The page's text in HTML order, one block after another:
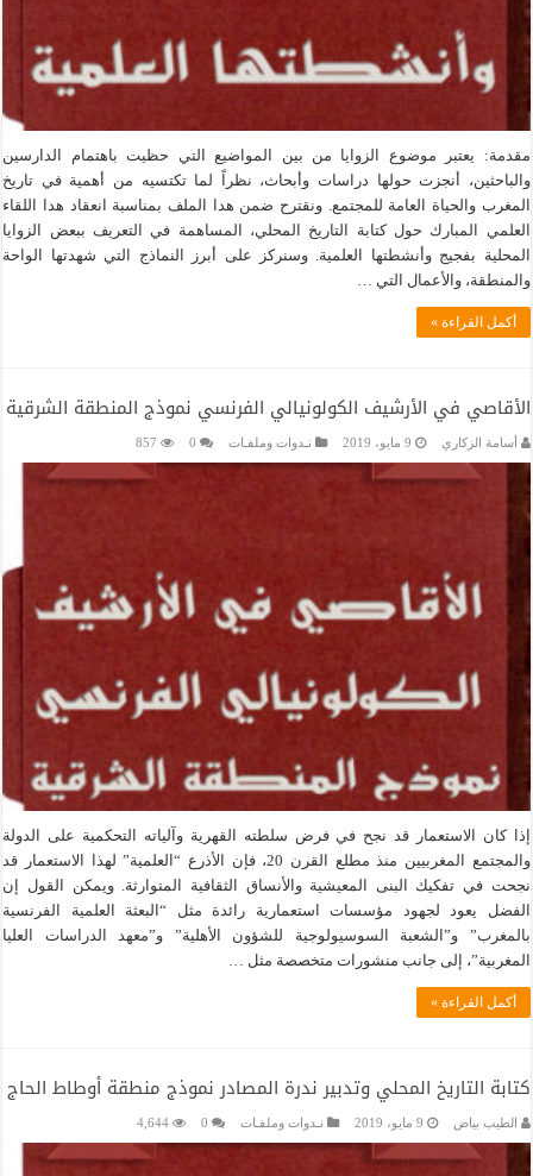
مقدمة: يعتبر موضوع الزوايا من بين المواضيع التي حظيت باهتمام الدارسين
والباحثين، أنجزت حولها دراسات وأبحاث، نظراً لما تكتسيه من أهمية في تاريخ
المغرب والحياة العامة للمجتمع. ونقترح ضمن هدا الملف بمناسبة انعقاد هدا اللقاء
العلمي المبارك حول كتابة التاريخ المحلي، المساهمة في التعريف ببعض الزوايا
المحلية بفجيج وأنشطتها العلمية. وسنركز على أبرز النماذج التي شهدتها الواحة
والمنطقة، والأعمال التي …
أكمل القراءة »
الأقاصي في الأرشيف الكولونيالي الفرنسي نموذج المنطقة الشرقية
أسامة الزكاري 9 مايو، 2019 نـدوات وملفـات 0
857
إذا كان الاستعمار قد نجح في فرض سلطته القهرية وآلياته التحكمية على الدولة
والمجتمع المغربيين منذ مطلع القرن 20، فإن الأذرع “العلمية” لهذا الاستعمار قد
نجحت في تفكيك البنى المعيشية والأنساق الثقافية المتوارثة. ويمكن القول إن
الفضل يعود لجهود مؤسسات استعمارية رائدة مثل “البعثة العلمية الفرنسية
بالمغرب” و”الشعبة السوسيولوجية للشؤون الأهلية” و”معهد الدراسات العليا
المغربية”، إلى جانب منشورات متخصصة مثل …
أكمل القراءة »
كتابة التاريخ المحلي وتدبير ندرة المصادر نموذج منطقة أوطاط الحاج
الطيب بياض 9 مايو، 2019 نـدوات وملفـات 0
4,644